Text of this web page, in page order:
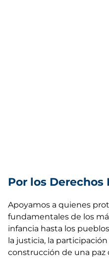
Por los Derechos
Apoyamos a quienes
fundamentales de los
infancia hasta los
la justicia, la
construcción de una paz